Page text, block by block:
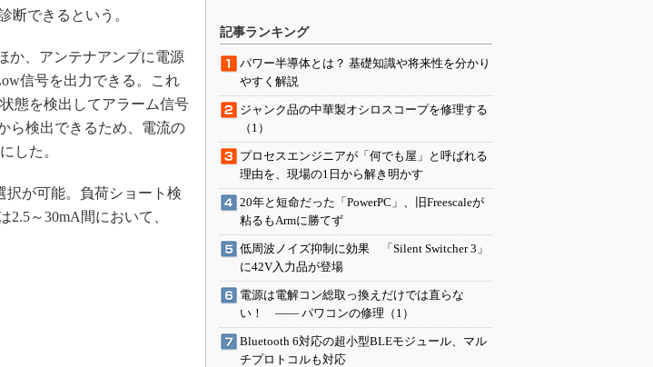
断できるという。
か、アンテナアンプに電源
信号を出力できる。これ
態を検出してアラーム信号
ら検出できるため、電流の
した。
が可能。負荷ショート検
～30mA間において、
記事ランキング
パワー半導体とは？ 基礎知識や将来性を分かり
やすく解説
ジャンク品の中華製オシロスコープを修理する
（1）
プロセスエンジニアが「何でも屋」と呼ばれる
理由を、現場の1日から解き明かす
20年と短命だった「PowerPC」、旧Freescaleが
粘るもArmに勝てず
低周波ノイズ抑制に効果 「Silent Switcher 3」
に42V入力品が登場
電源は電解コン総取っ換えだけでは直らな
い！ ―― パワコンの修理（1）
Bluetooth 6対応の超小型BLEモジュール、マル
チプロトコルも対応